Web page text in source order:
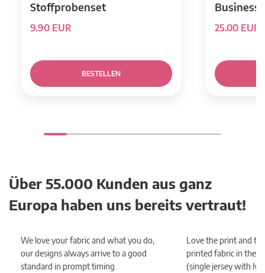
Stoffprobenset
9.90 EUR
BESTELLEN
Business
25.00 EUR
Über 55.000 Kunden aus ganz
Europa haben uns bereits vertraut!
We love your fabric and what you do,
our designs always arrive to a good
standard in prompt timing
Love the print and
printed fabric in the
(single jersey with